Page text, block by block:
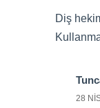
Diş
28